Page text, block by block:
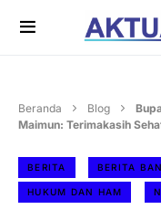
Beranda Blog
Maimun: Terimakasih
BERITA BERITA
HUKUM DAN HAM